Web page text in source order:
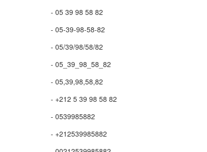
- 05 39 98 58 82
- 05-39-98-58-82
- 05/39/98/58/82
- 05_39_98_58_82
- 05,39,98,58,82
- +212 5 39 98 58 82
- 0539985882
- +212539985882